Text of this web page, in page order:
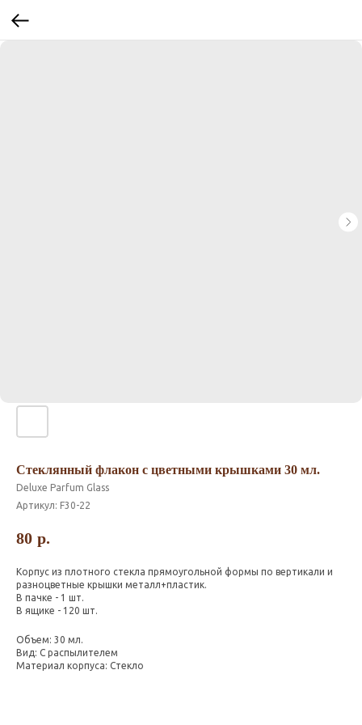
Стеклянный флакон с цветными крышками 30 мл.
Deluxe Parfum Glass
Артикул: F30-22
80 р.
Корпус из плотного стекла прямоугольной формы по вертикали и
разноцветные крышки металл+пластик.
В пачке - 1 шт.
В ящике - 120 шт.
Объем: 30 мл.
Вид: С распылителем
Материал корпуса: Стекло